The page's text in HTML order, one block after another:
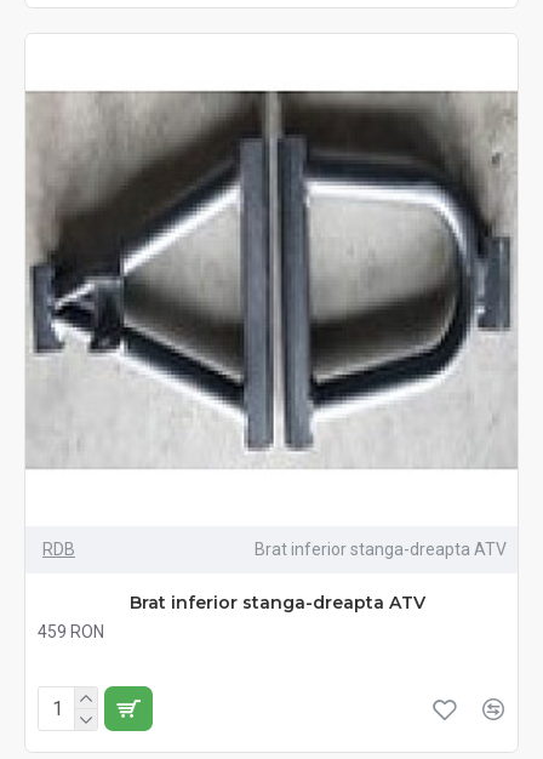
RDB Brat inferior stanga-dreapta ATV
Brat inferior stanga-dreapta ATV
459 RON